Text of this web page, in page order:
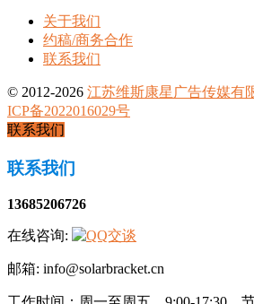
关于我们
约稿/商务合作
联系我们
© 2012-2026 江苏维斯康星广告传媒有
ICP备2022016029号
联系我们
联系我们
13685206726
在线咨询:
邮箱: info@solarbracket.cn